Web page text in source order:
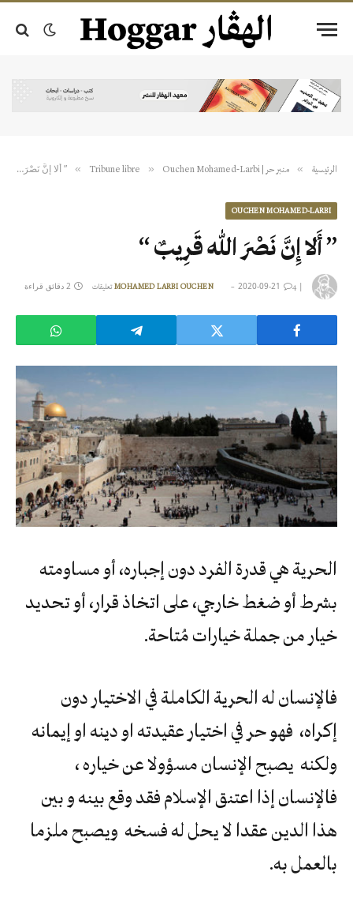
الرئيسية » منبر حر | Tribune libre » Ouchen Mohamed-Larbi
» ” أَلا إِنَّ نَصْرَ اللّهِ قَرِيبٌ “
OUCHEN MOHAMED-LARBI
” أَلا إِنَّ نَصْرَ اللّهِ قَرِيبٌ “
|
MOHAMED LARBI OUCHEN 2020-09-21 4 تعليقات 2 دقائق قراءة
الحرية هي قدرة الفرد دون إجباره، أو مساومته
بشرط أو ضغط خارجي، على اتخاذ قرار، أو تحديد
خيار من جملة خيارات مُتاحة.
فالإنسان له الحرية الكاملة في الاختيار دون
إكراه، فهو حر في اختيار عقيدته او دينه او إيمانه
ولكنه يصبح الإنسان مسؤولا عن خياره ،
فالإنسان إذا اعتنق الإسلام فقد وقع بينه و بين
هذا الدين عقدا لا يحل له فسخه ويصبح ملزما
بالعمل به.